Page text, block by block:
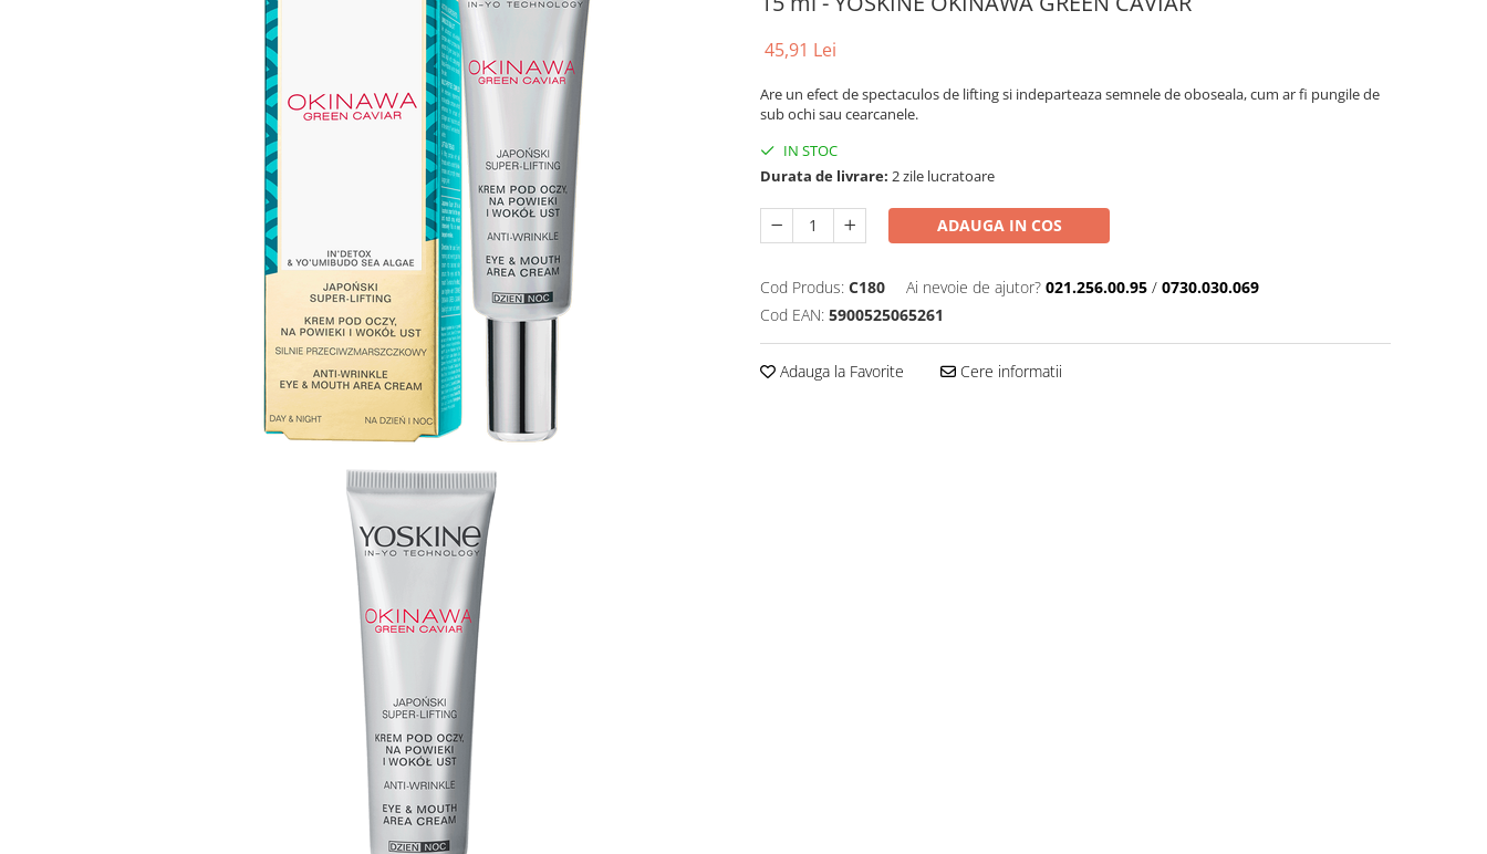
45,91 Lei
Are un efect de spectaculos de lifting si indeparteaza semnele de oboseala, cum ar fi pungile de
sub ochi sau cearcanele.
IN STOC
Durata de livrare: 2 zile lucratoare
ADAUGA IN COS
Cod Produs: C180 Ai nevoie de ajutor? 021.256.00.95 / 0730.030.069
Cod EAN: 5900525065261
Adauga la Favorite Cere informatii